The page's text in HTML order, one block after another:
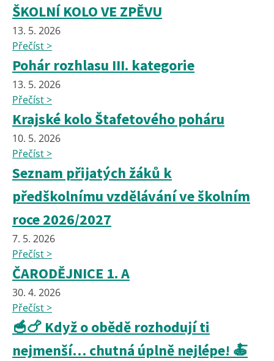
ŠKOLNÍ KOLO VE ZPĚVU
13. 5. 2026
Přečíst >
Pohár rozhlasu III. kategorie
13. 5. 2026
Přečíst >
Krajské kolo Štafetového poháru
10. 5. 2026
Přečíst >
Seznam přijatých žáků k
předškolnímu vzdělávání ve školním
roce 2026/2027
7. 5. 2026
Přečíst >
ČARODĚJNICE 1. A
30. 4. 2026
Přečíst >
🥣🍗 Když o obědě rozhodují ti
nejmenší… chutná úplně nejlépe! 🍝